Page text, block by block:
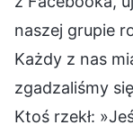
naszej grupie
Każdy z nas
zgadzaliśmy
Ktoś rzekł: